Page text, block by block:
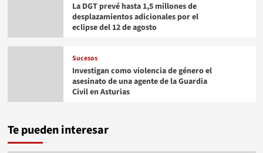
La DGT prevé hasta 1,5 millones de
desplazamientos adicionales por el
eclipse del 12 de agosto
Sucesos
Investigan como violencia de género el
asesinato de una agente de la Guardia
Civil en Asturias
Te pueden interesar